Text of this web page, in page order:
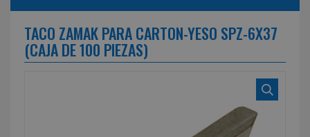
TACO ZAMAK PARA CARTON-YESO SPZ-6X37
(CAJA DE 100 PIEZAS)